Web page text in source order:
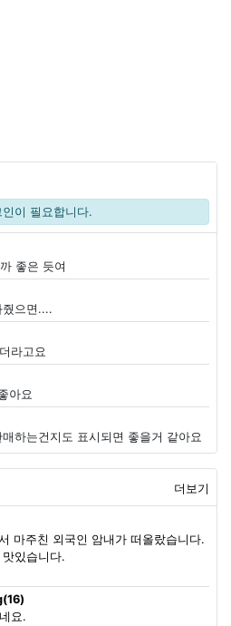
인이 필요합니다.
좋은 듯여
줬으면....
라고요
아요
하는건지도 표시되면 좋을거 같아요
더보기
마주친 외국인 암내가 떠올랐습니다.
있습니다.
요.